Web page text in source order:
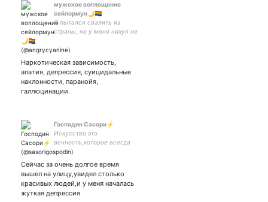
мужское воплощение
сейлормун🌙🏳️‍🌈
Я пытался свалить из
страны, но у меня нихуя не
Наркотическая зависимость,
апатия, депрессия, суицидальные
наклонности, паранойя,
галлюцинации.
Господин Сасори⚡
Искусство это
вечность,которое всегда
будет существовать в
не согласен,тебя ждёт
смерть! Ukraine, Russian,
English 🖤🇺🇦
Сейчас за очень долгое время
вышел на улицу,увидел столько
красивых людей,и у меня началась
жуткая депрессия